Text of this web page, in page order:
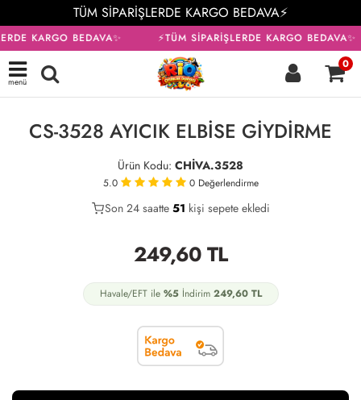
TÜM SİPARİŞLERDE KARGO BEDAVA⚡
KARGO BEDAVA✨ ⚡TÜM SİPARİŞLERDE KARGO BEDAVA✨
menü
0
CS-3528 AYICIK ELBİSE GİYDİRME
Ürün Kodu: CHİVA.3528
5.0 0 Değerlendirme
31
Son 24 saatte 51 kişi sepete ekledi
22
249,60TL
Havale/EFT ile %5İndirim 249,60TL